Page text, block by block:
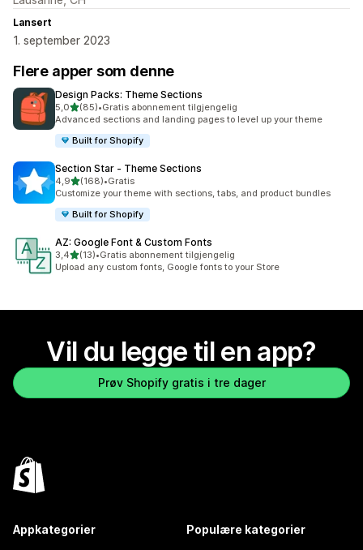
Lansert
1. september 2023
Flere apper som denne
Design Packs: Theme Sections
5,0av 5 stjerner
(85)
Totalt 85 omtaler
•Gratis abonnement tilgjengelig
Advanced sections and landing pages to level up your theme
Built for Shopify
Section Star ‑ Theme Sections
4,9av 5 stjerner
(168)
Totalt 168 omtaler
•Gratis
Customize your theme with sections, tabs, and product bundles
Built for Shopify
AZ: Google Font & Custom Fonts
3,4av 5 stjerner
(13)
Totalt 13 omtaler
•Gratis abonnement tilgjengelig
Upload any custom fonts, Google fonts to your Store
Vil du legge til en app?
Prøv Shopify gratis i tre dager
Appkategorier Populære kategorier